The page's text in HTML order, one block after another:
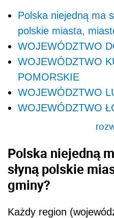
Polska niejedną ma
polskie miasta,
WOJEWÓDZTWO
WOJEWÓDZTWO
POMORSKIE
WOJEWÓDZTWO
WOJEWÓDZTWO
Polska niejedną
słyną polskie
gminy?
Każdy region